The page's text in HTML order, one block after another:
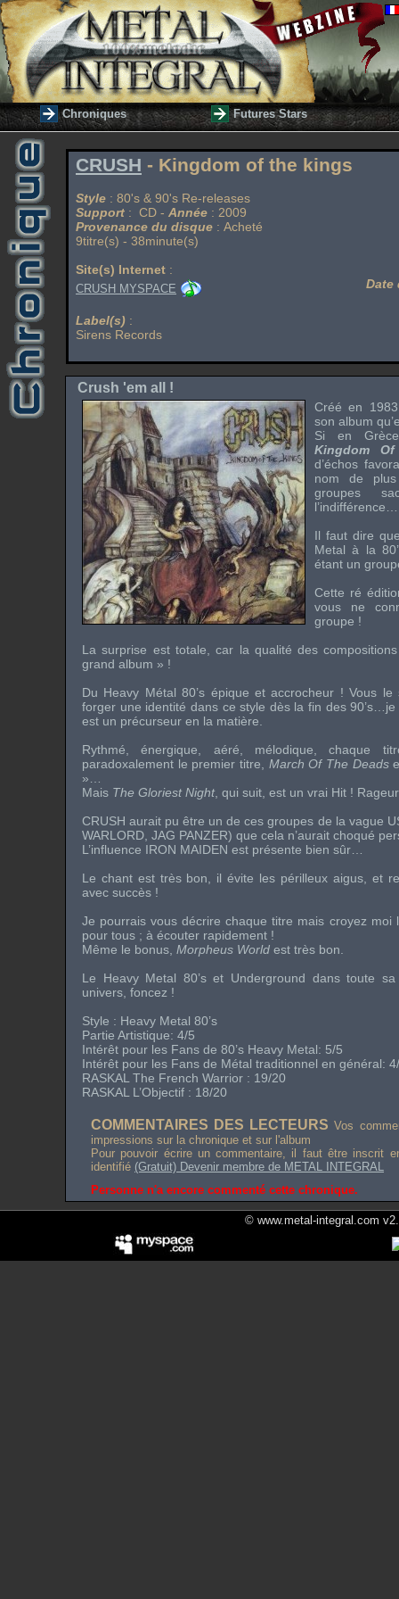
Chroniques Futures Stars
CRUSH - Kingdom of the kings
Style : 80's & 90's Re-releases
Support : CD - Année : 2009
Provenance du disque : Acheté
9titre(s) - 38minute(s)
Site(s) Internet :
CRUSH MYSPACE
Label(s) :
Sirens Records
Date
Crush 'em all !
Créé en
son album
Si en
Kingdom
d’échos
nom de
groupes
l’indifférence…
Il faut dire
Metal à la
étant un
Cette ré
vous ne
groupe !
La surprise est totale, car la qualité des
grand album » !
Du Heavy Métal 80’s épique et accrocheur ! Vous
forger une identité dans ce style dès la fin des
est un précurseur en la matière.
Rythmé, énergique, aéré, mélodique, chaque
paradoxalement le premier titre, March Of The Deads
»…
Mais The Gloriest Night, qui suit, est un vrai Hit !
CRUSH aurait pu être un de ces groupes de la vague
WARLORD JAG PANZER) que cela n’aurait choqué
L’influence IRON MAIDEN est présente bien sûr…
Le chant est très bon, il évite les périlleux aigus, et
avec succès !
Je pourrais vous décrire chaque titre mais croyez moi
pour tous ; à écouter rapidement !
Même le bonus, Morpheus World est très bon.
Le Heavy Metal 80’set Underground dans toute
univers, foncez !
Style : Heavy Metal 80’s
Partie Artistique: 4/5
Intérêt pour les Fans de 80’s Heavy Metal: 5/5
Intérêt pour les Fans de Métal traditionnel en général:
RASKAL The French Warrior : 19/20
RASKAL L’Objectif : 18/20
COMMENTAIRES DES LECTEURS Vos
impressions sur la chronique et sur l'album
Pour pouvoir écrire un commentaire, il faut être inscrit
identifié (Gratuit) Devenir membre de METAL INTEGRAL
Personne n'a encore commenté cette chronique.
© www.metal-integral.com